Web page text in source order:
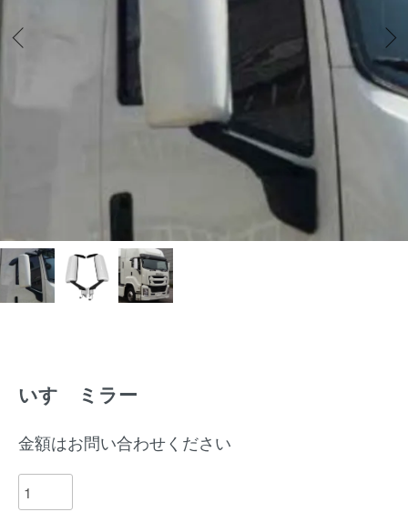
いすゞミラー
金額はお問い合わせください